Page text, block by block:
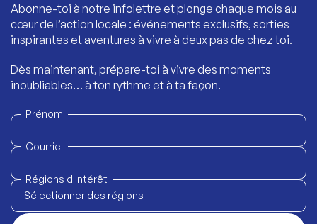
Abonne-toi à notre infolettre et plonge chaque mois au
cœur de l’action locale : événements exclusifs, sorties
inspirantes et aventures à vivre à deux pas de chez toi.
Dès maintenant, prépare-toi à vivre des moments
inoubliables… à ton rythme et à ta façon.
Prénom
Courriel
Régions d'intérêt
Sélectionner des régions